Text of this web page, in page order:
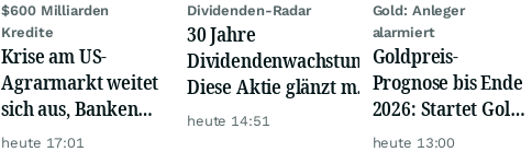
$600 Milliarden
Kredite
Krise am US-
Agrarmarkt weitet
sich aus, Banken
werden nervös
heute 17:01
Dividenden-Radar
30 Jahre
Dividendenwachstum:
Diese Aktie glänzt mit
Traum-Renditen
heute 14:51
Gold: Anleger
alarmiert
Goldpreis-
Prognose bis Ende
2026: Startet Gold
jetzt eine neue
heute 13:00